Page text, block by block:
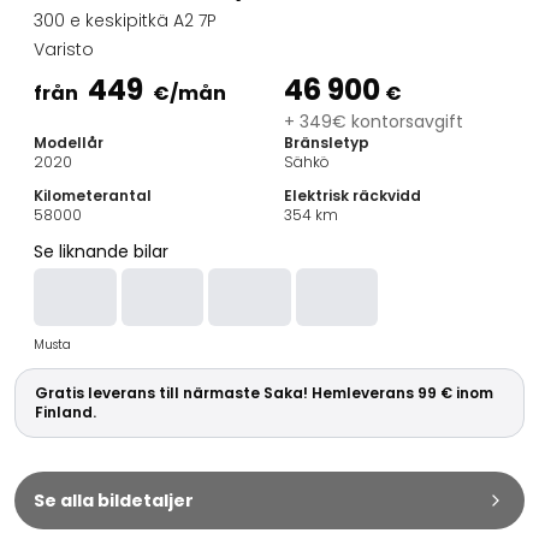
Kombibilar
Stadsbilar
Dragfordon
Kommersiella fordon
Auktionsbilar
Prisvärda bilar
Bilmärken
Audi
BMW
Kia
Mercedes-Benz
Polestar
Skoda
Tesla
Toyota
300 e keskipitkä A2 7P
Varisto
från 449 €/mån 46 900 €
+ 349€ kontorsavgift
Modellår
2020
Bränsletyp
Sähkö
Kilometerantal
58000
Elektrisk räckvidd
354 km
Se liknande bilar
Musta
Gratis leverans till närmaste Saka! Hemleverans 99 € inom
Finland.
Se alla bildetaljer